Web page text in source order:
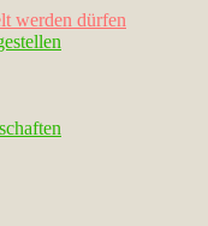
werden dürfen